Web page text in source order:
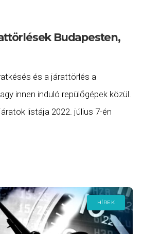
Budapesten,
és a járattörlés a
innen induló repülőgépek közül.
listája 2022. július 7-én
HÍREK